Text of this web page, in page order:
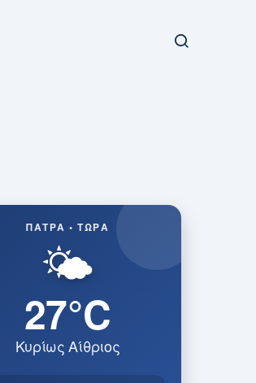
ΠΆΤΡΑ • ΤΏΡΑ
🌤️
27°C
Κυρίως Αίθριος